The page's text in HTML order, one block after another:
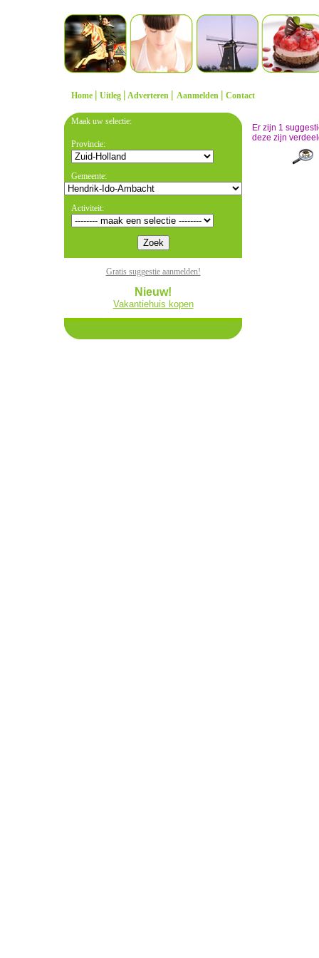
Home | Uitleg | Adverteren | Aanmelden | Contact
Maak uw selectie:
Provincie:
Gemeente:
Activiteit:
Gratis suggestie aanmelden!
Nieuw!
Vakantiehuis kopen
Er zijn 1
deze zijn